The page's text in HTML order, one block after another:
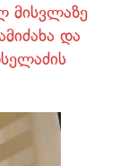
მისვლაზე
და